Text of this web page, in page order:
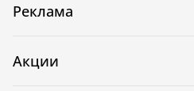
Реклама
Акции